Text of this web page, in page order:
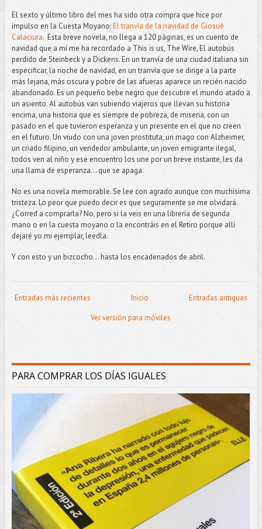
El sexto y último libro del mes ha sido otra compra que hice por
impulso en la Cuesta Moyano:El tranvía de la navidad de Giosuè
Calaciura. Esta breve novela, no llega a 120 páginas, es un cuento de
navidad que a mí me ha recordado a This is us, The Wire, El autobús
perdido de Steinbeck y a Dickens. En un tranvía de una ciudad italiana sin
especificar, la noche de navidad, en un tranvía que se dirige a la parte
más lejana, más oscura y pobre de las afueras aparece un recién nacido
abandonado. Es un pequeño bebe negro que descubre el mundo atado a
un asiento. Al autobús van subiendo viajeros que llevan su historia
encima, una historia que es siempre de pobreza, de miseria, con un
pasado en el que tuvieron esperanza y un presente en el que no creen
en el futuro. Un viudo con una joven prostituta, un mago con Alzheimer,
un criado filipino, un vendedor ambulante, un joven emigrante ilegal,
todos ven al niño y ese encuentro los une por un breve instante, les da
una llama de esperanza... que se apaga.
No es una novela memorable. Se lee con agrado aunque con muchísima
tristeza. Lo peor que puedo decir es que seguramente se me olvidará.
¿Corred a comprarla? No, pero si la veis en una librería de segunda
mano o en la cuesta moyano o la encontráis en el Retiro porque allí
dejaré yo mi ejemplar, leedla.
Y con esto y un bizcocho... hasta los encadenados de abril.
Entradas más recientes Entradas antiguas
Inicio
Ver versión para móviles
PARA COMPRAR LOS DÍAS IGUALES